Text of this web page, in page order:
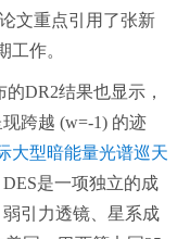
文重点引用了张新
工作。
DR2结果也显示，
跨越 (w=-1) 的迹
大型暗能量光谱巡天
DES是一项独立的成
引力透镜、星系成